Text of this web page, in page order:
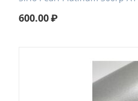
600.00₽